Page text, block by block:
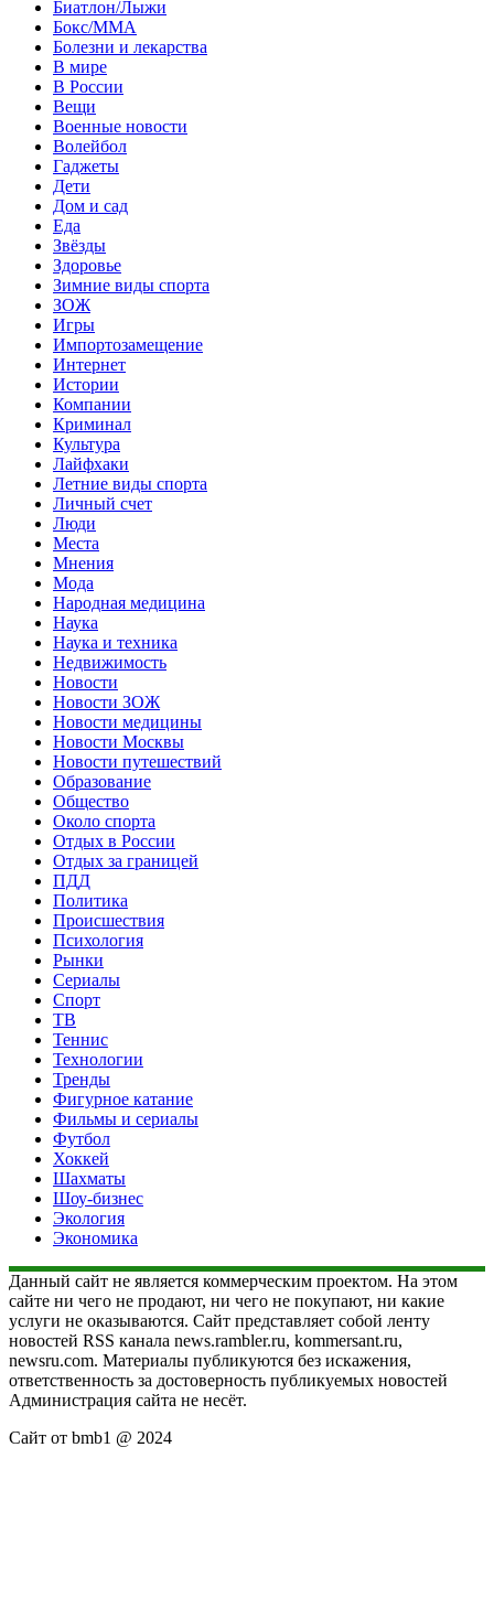
Биатлон/Лыжи
Бокс/MMA
Болезни и лекарства
В мире
В России
Вещи
Военные новости
Волейбол
Гаджеты
Дети
Дом и сад
Еда
Звёзды
Здоровье
Зимние виды спорта
ЗОЖ
Игры
Импортозамещение
Интернет
Истории
Компании
Криминал
Культура
Лайфхаки
Летние виды спорта
Личный счет
Люди
Места
Мнения
Мода
Народная медицина
Наука
Наука и техника
Недвижимость
Новости
Новости ЗОЖ
Новости медицины
Новости Москвы
Новости путешествий
Образование
Общество
Около спорта
Отдых в России
Отдых за границей
ПДД
Политика
Происшествия
Психология
Рынки
Сериалы
Спорт
ТВ
Теннис
Технологии
Тренды
Фигурное катание
Фильмы и сериалы
Футбол
Хоккей
Шахматы
Шоу-бизнес
Экология
Экономика
Данный сайт не является коммерческим проектом. На этом
сайте ни чего не продают, ни чего не покупают, ни какие
услуги не оказываются. Сайт представляет собой ленту
новостей RSS канала news.rambler.ru, kommersant.ru,
newsru.com. Материалы публикуются без искажения,
ответственность за достоверность публикуемых новостей
Администрация сайта не несёт.
Сайт от bmb1 @ 2024